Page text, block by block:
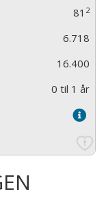
81 2
6.718
16.400
0 til 1 år